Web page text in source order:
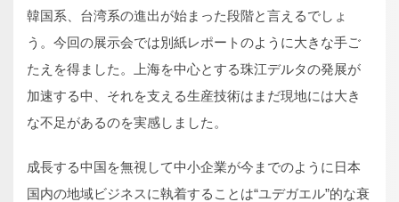
韓国系、台湾系の進出が始まった段階と言えるでしょ
う。今回の展示会では別紙レポートのように大きな手ご
たえを得ました。上海を中心とする珠江デルタの発展が
加速する中、それを支える生産技術はまだ現地には大き
な不足があるのを実感しました。
成長する中国を無視して中小企業が今までのように日本
国内の地域ビジネスに執着することは“ユデガエル”的な衰